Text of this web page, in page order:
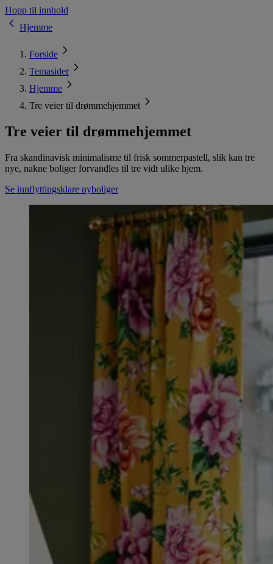
Hopp til innhold
Hjemme
Forside
Temasider
Hjemme
Tre veier til drømmehjemmet
Tre veier til drømmehjemmet
Fra skandinavisk minimalisme til frisk sommerpastell, slik kan tre
nye, nakne boliger forvandles til tre vidt ulike hjem.
Se innflyttingsklare nyboliger